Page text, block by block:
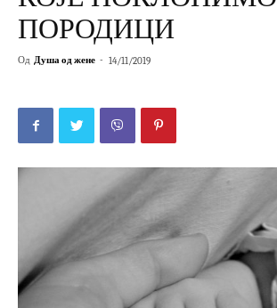
ПОРОДИЦИ
Од Душа од жене - 14/11/2019